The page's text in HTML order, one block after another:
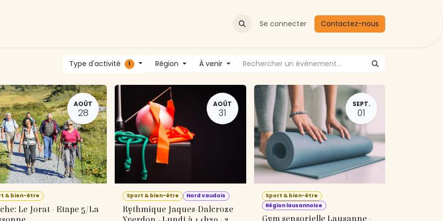
Actualités Se connecter Contactez-nous
Type d'activité 1 Région À venir
AOÛT
28
& bien-être
Le Jorat - Etape 5/La
AOÛT
31
Sport & bien-être Nord vaudois
Rythmique Jaques-Dalcroze
SEPT.
01
Sport & bien-être
Région lausannoise